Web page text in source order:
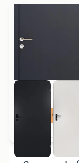
Direct leverbaar!